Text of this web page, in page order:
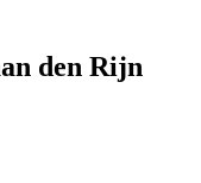
den Rijn